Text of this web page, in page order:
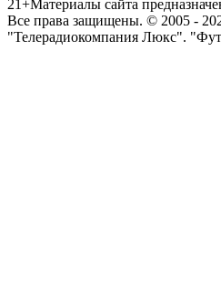
21+Материалы сайта
Все права защищены. © 2005 -
"Телерадиокомпания Люкс".